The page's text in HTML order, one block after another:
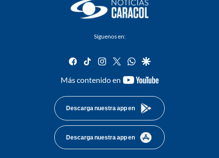
Síguenos en:
facebook
tiktok instagram
twitterwhatsapp
google
Más contenido en
youtube-
Descarga nuestra app en
Descarga nuestra app en